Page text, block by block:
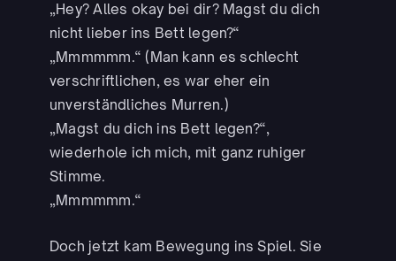
„Hey? Alles okay bei dir? Magst du dich
nicht lieber ins Bett legen?“
„Mmmmmm.“ (Man kann es schlecht
verschriftlichen, es war eher ein
unverständliches Murren.)
„Magst du dich ins Bett legen?“,
wiederhole ich mich, mit ganz ruhiger
Stimme.
„Mmmmmm.“
Doch jetzt kam Bewegung ins Spiel. Sie